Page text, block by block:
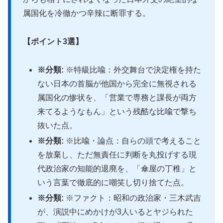
属国化を冷徹かつ辛辣に断罪する。
【ポイント3選】
※分類: ※特級比喩：外交舞台で決定権を持た
ない日本の首脳が他国から完全に無視される
属国化の惨状を、「営業で専務と課長が両方
来てるようなもん」という残酷な比喩で撃ち
抜いた点。
※分類: ※比喩・論点：自らの頭で考えること
を放棄し、ただ無責任に判断を丸投げする現
代政治家の知能的退廃を、「傘屋の丁稚」と
いう言葉で徹底的に嘲笑し切り捨てた点。
※分類: ※ファクト：昭和の政治家・三木武吉
が、演説中にめかけが3人いるとヤジられた